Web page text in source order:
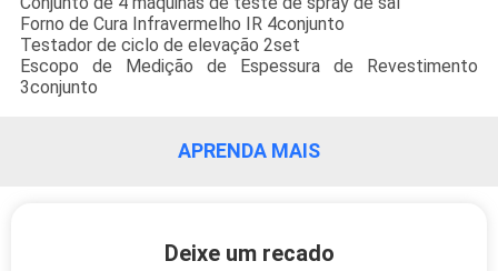
Forno de Cura Infravermelho IR 4conjunto
Testador de ciclo de elevação 2set
Escopo de Medição de Espessura de Revestimento
3conjunto
APRENDA MAIS
Deixe um recado